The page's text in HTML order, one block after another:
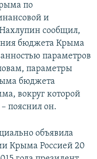
по
и
сообщил,
бюджета Крыма
параметров
параметры
бюджета
вокруг которой
пояснил он.
объявила
Крыма Россией 20